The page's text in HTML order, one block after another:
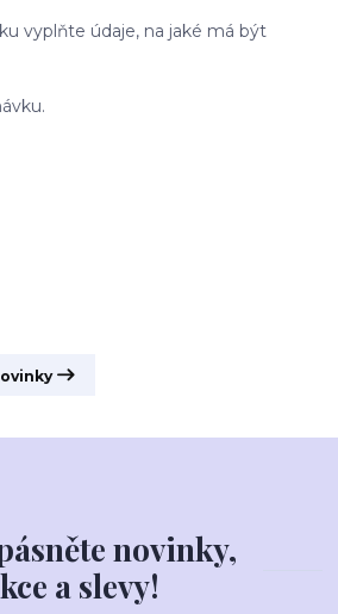
vyplňte údaje, na jaké má být
novinky,
a slevy!